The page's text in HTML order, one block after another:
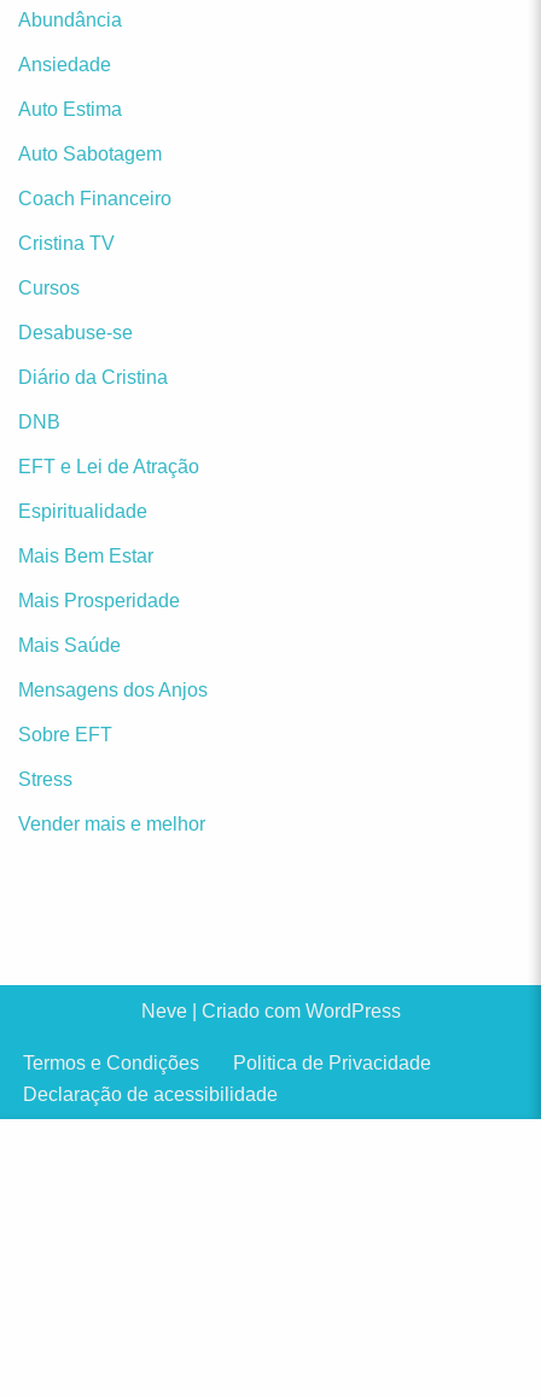
Abundância
Ansiedade
Auto Estima
Auto Sabotagem
Coach Financeiro
Cristina TV
Cursos
Desabuse-se
Diário da Cristina
DNB
EFT e Lei de Atração
Espiritualidade
Mais Bem Estar
Mais Prosperidade
Mais Saúde
Mensagens dos Anjos
Sobre EFT
Stress
Vender mais e melhor
Neve| Criado com WordPress
Termos e Condições
Politica de Privacidade
Declaração de acessibilidade